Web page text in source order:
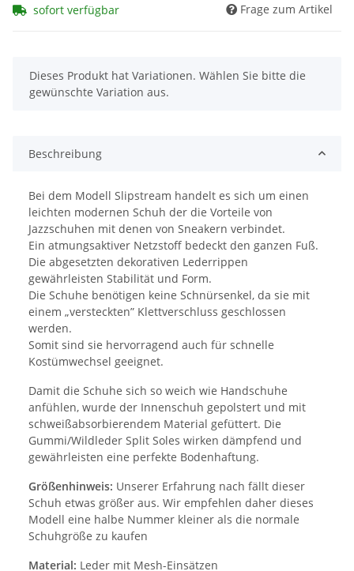
sofort verfügbar Frage zum Artikel
x
Dieses Produkt hat Variationen. Wählen Sie bitte die
gewünschte Variation aus.
Beschreibung
Bei dem Modell Slipstream handelt es sich um einen
leichten modernen Schuh der die Vorteile von
Jazzschuhen mit denen von Sneakern verbindet.
Ein atmungsaktiver Netzstoff bedeckt den ganzen Fuß.
Die abgesetzten dekorativen Lederrippen
gewährleisten Stabilität und Form.
Die Schuhe benötigen keine Schnürsenkel, da sie mit
einem „versteckten” Klettverschluss geschlossen
werden.
Somit sind sie hervorragend auch für schnelle
Kostümwechsel geeignet.
Damit die Schuhe sich so weich wie Handschuhe
anfühlen, wurde der Innenschuh gepolstert und mit
schweißabsorbierendem Material gefüttert. Die
Gummi/Wildleder Split Soles wirken dämpfend und
gewährleisten eine perfekte Bodenhaftung.
Größenhinweis: Unserer Erfahrung nach fällt dieser
Schuh etwas größer aus. Wir empfehlen daher dieses
Modell eine halbe Nummer kleiner als die normale
Schuhgröße zu kaufen
Material: Leder mit Mesh-Einsätzen